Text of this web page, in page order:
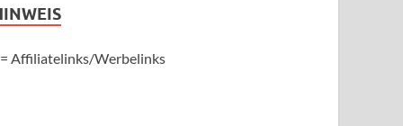
Affiliatelinks/Werbelinks